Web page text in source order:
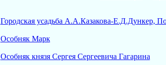
Городская усадьба А.А.Казакова-Е.Д.Дункер,
Особняк Марк
Особняк князя Сергея Сергеевича Гагарина